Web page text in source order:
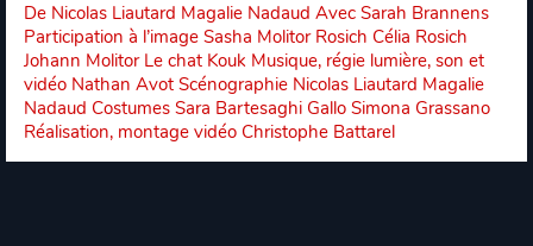
De Nicolas Liautard Magalie Nadaud Avec Sarah Brannens
Participation à l’image Sasha Molitor Rosich Célia Rosich
Johann Molitor Le chat Kouk Musique, régie lumière, son et
vidéo Nathan Avot Scénographie Nicolas Liautard Magalie
Nadaud Costumes Sara Bartesaghi Gallo Simona Grassano
Réalisation, montage vidéo Christophe Battarel